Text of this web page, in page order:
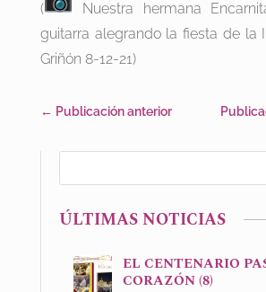
(
Nuestra hermana
guitarra alegrando la fiesta de la
Griñón 8-12-21)
← Publicación anterior
ÚLTIMAS NOTICIAS
EL CENTENARIO
CORAZÓN (8)